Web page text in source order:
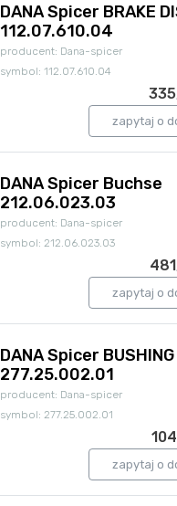
DANA Spicer BRAKE
112.07.610.04
producent: Dana-spicer
symbol: 112.07.610.04
zapytaj o
DANA Spicer Buchse
212.06.023.03
producent: Dana-spicer
symbol: 212.06.023.03
zapytaj o
DANA Spicer BUSHING
277.25.002.01
producent: Dana-spicer
symbol: 277.25.002.01
zapytaj o